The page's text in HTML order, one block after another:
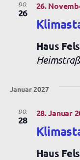
DO.
26
26.
Haus
Januar 2027
DO.
28
28. Januar
Haus